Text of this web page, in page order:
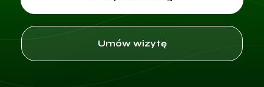
Umów wizytę